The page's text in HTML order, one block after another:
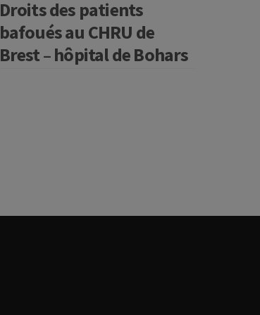
Droits des patients
bafoués au CHRU de
Brest – hôpital de Bohars